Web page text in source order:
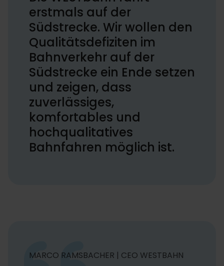
erstmals auf der
Südstrecke. Wir wollen den
Qualitätsdefiziten im
Bahnverkehr auf der
Südstrecke ein Ende setzen
und zeigen, dass
zuverlässiges,
komfortables und
hochqualitatives
Bahnfahren möglich ist.
MARCO RAMSBACHER | CEO WESTBAHN